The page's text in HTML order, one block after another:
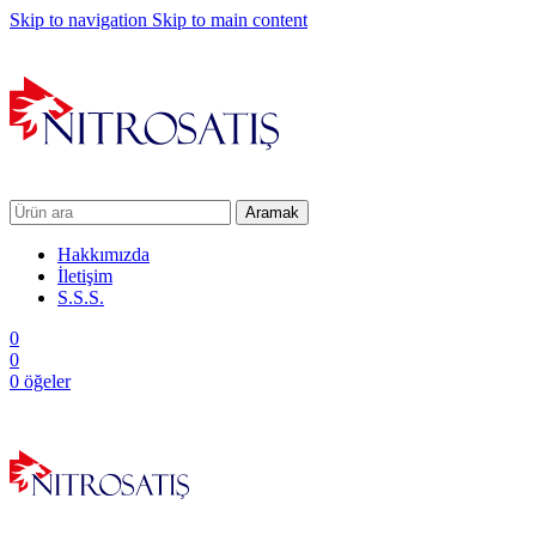
Skip to navigation Skip to main content
Aramak
Hakkımızda
İletişim
S.S.S.
0
0
0 öğeler